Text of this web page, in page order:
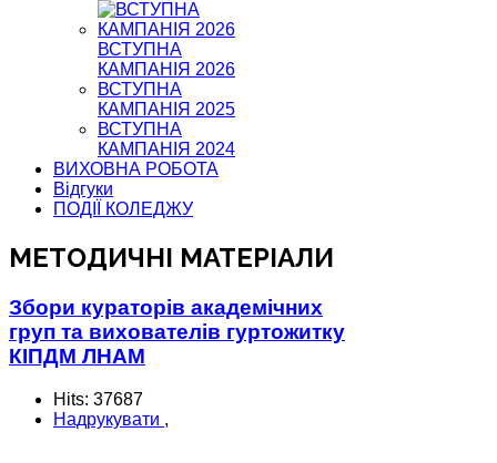
ВСТУПНА
КАМПАНІЯ 2026
ВСТУПНА
КАМПАНІЯ 2025
ВСТУПНА
КАМПАНІЯ 2024
ВИХОВНА РОБОТА
Відгуки
ПОДІЇ КОЛЕДЖУ
МЕТОДИЧНІ МАТЕРІАЛИ
Збори кураторів академічних
груп та вихователів гуртожитку
КІПДМ ЛНАМ
Hits: 37687
Надрукувати ,